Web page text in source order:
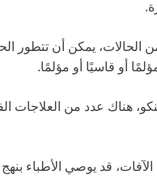
يمكن أن تتطور
أو قاسيًا أو مؤلمًا.
هناك عدد من العلاجات
قد يوصي الأطباء